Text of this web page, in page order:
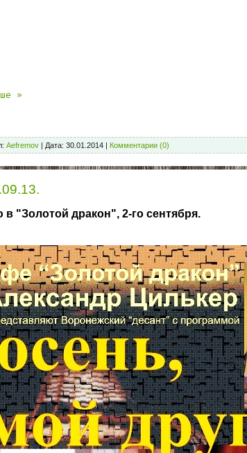
»
Aefremov | Дата: 30.01.2014 | Комментарии (0)
"Золотой дракон", 2-го сентября.